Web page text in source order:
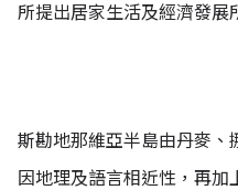
所提出居家生活及經濟發展
斯勘地那維亞半島由丹麥、
因地理及語言相近性，再